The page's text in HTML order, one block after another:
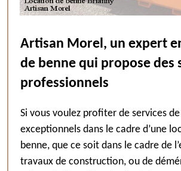
Artisan Morel, un expert
de benne qui propose des
professionnels
Si vous voulez profiter de services
exceptionnels dans le cadre d’une
benne, que ce soit dans le cadre de
travaux de construction, ou de